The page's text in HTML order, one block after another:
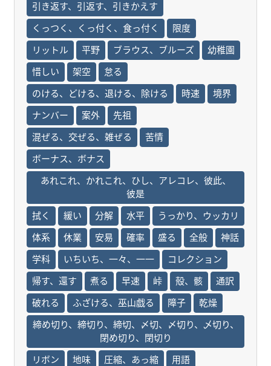
引き返す、引返す、引きかえす
くっつく、くっ付く、食っ付く
限度
リットル
平野 ブラウス、ブルーズ
幼稚園
惜しい
架空
怠る
のける、どける、退ける、除ける
時速
境界
ナンバー
案外
先祖
混ぜる、交ぜる、雑ぜる
苦情
ボーナス、ボナス
あれこれ、かれこれ、ひし、アレコレ、彼此、
彼是
拭く
緩い 分解 水平
うっかり、ウッカリ
体系
休業 安易 確率 盛る 全般
神話
学科
いちいち、一々、一一
コレクション
帰す、還す
煮る 早速 峠 殻、骸
通訳
破れる
ふざける、巫山戯る 障子
乾燥
締め切り、締切り、締切、〆切、〆切り、乄切り、
閉め切り、閉切り
リボン
地味 圧縮、あっ縮
用語